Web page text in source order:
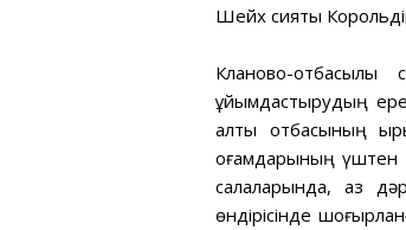
Шейх сияқты
Кланово-
ұйымдастырудың
алты отбасының
қоғамдарының үштен
салаларында, аз
өндірісінде